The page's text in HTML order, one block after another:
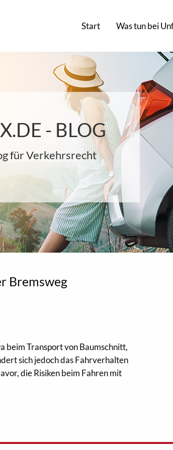
Start Was tun bei
- BLOG
für Verkehrsrecht
Bremsweg
beim Transport von Baumschnitt,
sich jedoch das Fahrverhalten
die Risiken beim Fahren mit